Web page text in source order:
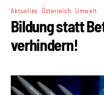
Aktuelles Österreich Umwelt
Bildung statt
verhindern!